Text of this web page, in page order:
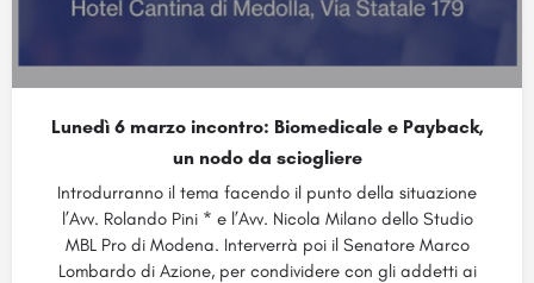
Lunedì 6 marzo incontro: Biomedicale e Payback,
un nodo da sciogliere
Introdurranno il tema facendo il punto della situazione
l’Avv. Rolando Pini * e l’Avv. Nicola Milano dello Studio
MBL Pro di Modena. Interverrà poi il Senatore Marco
Lombardo di Azione, per condividere con gli addetti ai